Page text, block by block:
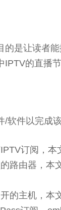
的是让读者
IPTV的直播
软件以完成该
订阅，本
路由器，本
的主机，本